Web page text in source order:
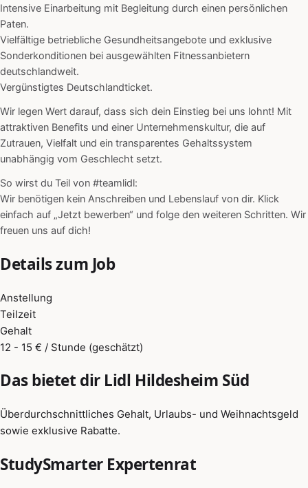
Intensive Einarbeitung mit Begleitung durch einen persönlichen
Paten.
Vielfältige betriebliche Gesundheitsangebote und exklusive
Sonderkonditionen bei ausgewählten Fitnessanbietern
deutschlandweit.
Vergünstigtes Deutschlandticket.
Wir legen Wert darauf, dass sich dein Einstieg bei uns lohnt! Mit
attraktiven Benefits und einer Unternehmenskultur, die auf
Zutrauen, Vielfalt und ein transparentes Gehaltssystem
unabhängig vom Geschlecht setzt.
So wirst du Teil von #teamlidl:
Wir benötigen kein Anschreiben und Lebenslauf von dir. Klick
einfach auf „Jetzt bewerben“ und folge den weiteren Schritten. Wir
freuen uns auf dich!
Details zum Job
Anstellung
Teilzeit
Gehalt
12 - 15 € / Stunde (geschätzt)
Das bietet dir Lidl Hildesheim Süd
Überdurchschnittliches Gehalt, Urlaubs- und Weihnachtsgeld
sowie exklusive Rabatte.
StudySmarter Expertenrat